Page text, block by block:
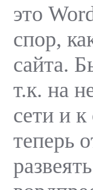
это
спор,
сайта.
т.к. на
сети и
теперь